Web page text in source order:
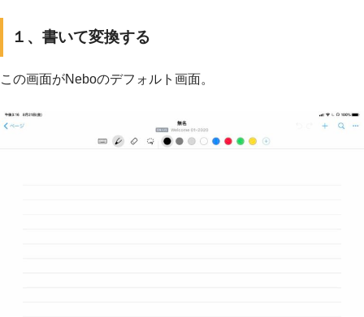
１、書いて変換する
この画面がNeboのデフォルト画面。